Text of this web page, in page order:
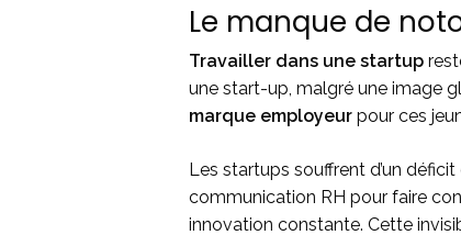
Le manque de
Travailler dans une startup
une start-up, malgré une image
marque employeur pour ces
Les startups souffrent d’un
communication RH pour faire
innovation constante. Cette